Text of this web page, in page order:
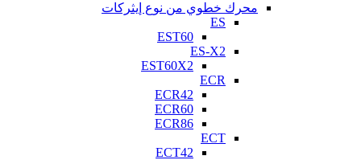
محرك خطوي من نوع إيثركات
ES
EST60
ES-X2
EST60X2
ECR
ECR42
ECR60
ECR86
ECT
ECT42